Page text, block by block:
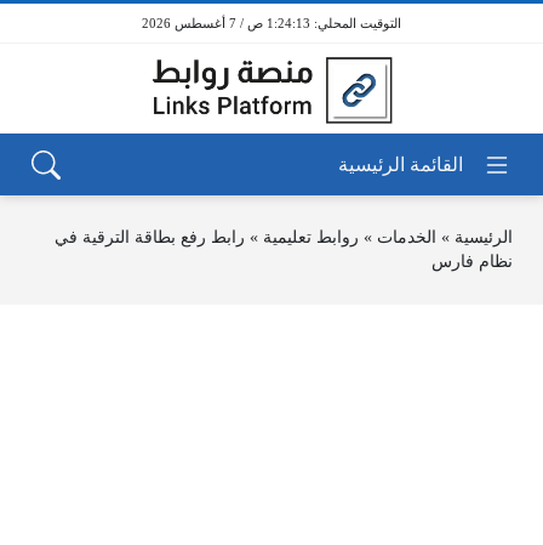
1:24:13 ص / 7 أغسطس 2026
الرئيسية » الخدمات » روابط تعليمية » رابط رفع بطاقة الترقية في
نظام فارس